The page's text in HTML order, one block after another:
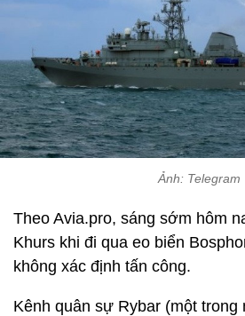
Ảnh: Telegram
Theo Avia.pro, sáng sớm hôm
Khurs khi đi qua eo biển
không xác định tấn công.
Kênh quân sự Rybar (một trong